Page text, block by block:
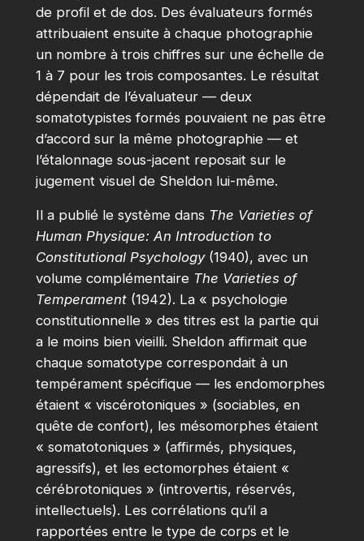
de profil et de dos. Des évaluateurs formés
attribuaient ensuite à chaque photographie
un nombre à trois chiffres sur une échelle de
1 à 7 pour les trois composantes. Le résultat
dépendait de l’évaluateur — deux
somatotypistes formés pouvaient ne pas être
d’accord sur la même photographie — et
l’étalonnage sous-jacent reposait sur le
jugement visuel de Sheldon lui-même.
Il a publié le système dans The Varieties of
Human Physique: An Introduction to
Constitutional Psychology(1940), avec un
volume complémentaire The Varieties of
Temperament(1942). La « psychologie
constitutionnelle » des titres est la partie qui
a le moins bien vieilli. Sheldon affirmait que
chaque somatotype correspondait à un
tempérament spécifique — les endomorphes
étaient « viscérotoniques » (sociables, en
quête de confort), les mésomorphes étaient
« somatotoniques » (affirmés, physiques,
agressifs), et les ectomorphes étaient «
cérébrotoniques » (introvertis, réservés,
intellectuels). Les corrélations qu’il a
rapportées entre le type de corps et le